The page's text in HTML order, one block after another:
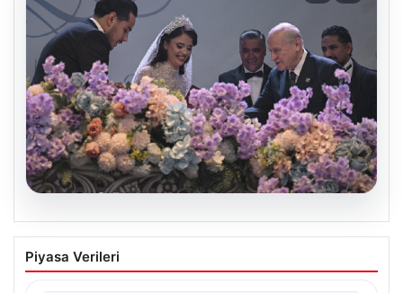
MHP Lideri Bahçeli, Yakınlarının
Düğününde Nikah Şahidi Oldu
Piyasa Verileri